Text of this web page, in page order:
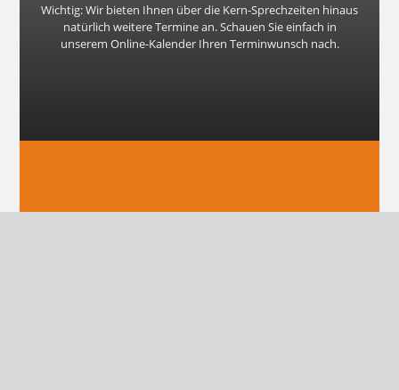
Wichtig: Wir bieten Ihnen über die Kern-Sprechzeiten hinaus
natürlich weitere Termine an. Schauen Sie einfach in
unserem Online-Kalender Ihren Terminwunsch nach.